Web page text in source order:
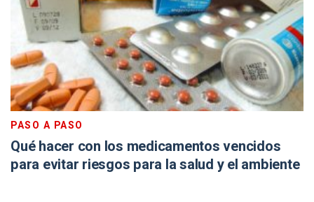
PASO A PASO
Qué hacer con los medicamentos vencidos
para evitar riesgos para la salud y el ambiente